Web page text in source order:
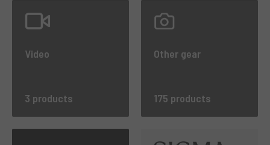
Video
3 products
Other gear
175 products